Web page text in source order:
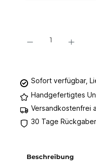
Sofort verfügbar,
Handgefertigtes
Versandkostenfrei
30 Tage
Beschreibung